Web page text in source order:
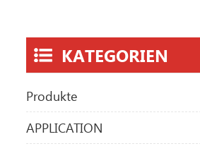
KATEGORIEN
Produkte
APPLICATION